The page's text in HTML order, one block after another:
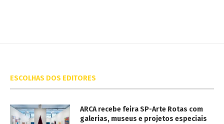
ESCOLHAS DOS EDITORES
ARCA recebe feira SP-Arte Rotas com
galerias, museus e projetos especiais